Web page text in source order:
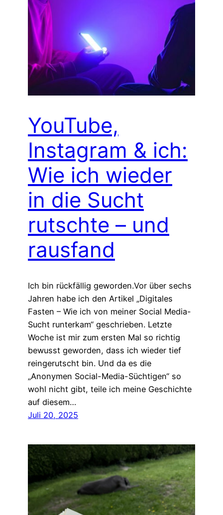
YouTube,
Instagram & ich:
Wie ich wieder
in die Sucht
rutschte – und
rausfand
Ich bin rückfällig geworden.Vor über sechs
Jahren habe ich den Artikel „Digitales
Fasten – Wie ich von meiner Social Media-
Sucht runterkam“ geschrieben. Letzte
Woche ist mir zum ersten Mal so richtig
bewusst geworden, dass ich wieder tief
reingerutscht bin. Und da es die
„Anonymen Social-Media-Süchtigen“ so
wohl nicht gibt, teile ich meine Geschichte
auf diesem…
Juli 20, 2025